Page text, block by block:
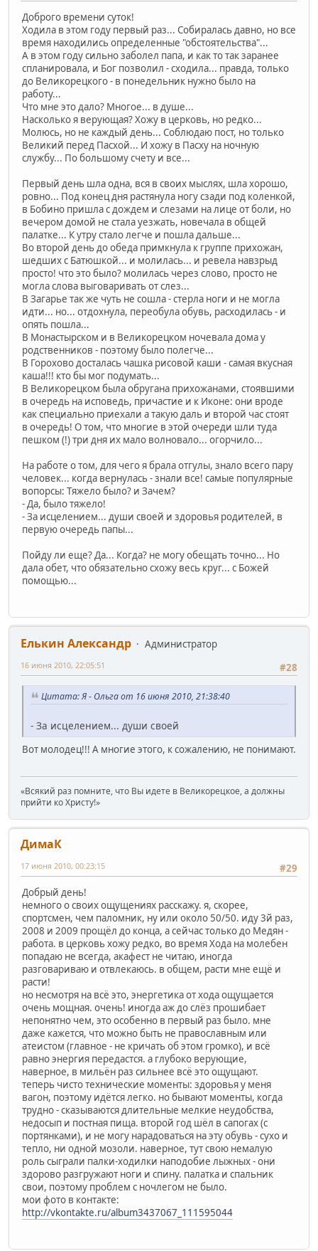
Доброго времени суток!
Ходила в этом году первый раз... Собиралась давно, но все
время находились определенные "обстоятельства"...
А в этом году сильно заболел папа, и как то так заранее
спланировала, и Бог позволил - сходила... правда, только
до Великорецкого - в понедельник нужно было на
работу...
Что мне это дало? Многое... в душе...
Насколько я верующая? Хожу в церковь, но редко...
Молюсь, но не каждый день... Соблюдаю пост, но только
Великий перед Пасхой... И хожу в Пасху на ночную
службу... По большому счету и все...
Первый день шла одна, вся в своих мыслях, шла хорошо,
ровно... Под конец дня растянула ногу сзади под коленкой,
в Бобино пришла с дождем и слезами на лице от боли, но
вечером домой не стала уезжать, новечала в общей
палатке... К утру стало легче и пошла дальше...
Во второй день до обеда примкнула к группе прихожан,
шедших с Батюшкой... и молилась... и ревела навзрыд
просто! что это было? молилась через слово, просто не
могла слова выговаривать от слез...
В Загарье так же чуть не сошла - стерла ноги и не могла
идти... но... отдохнула, переобула обувь, расходилась - и
опять пошла...
В Монастырском и в Великорецком ночевала дома у
родственников - поэтому было полегче...
В Горохово досталась чашка рисовой каши - самая вкусная
каша!!! кто бы мог подумать...
В Великорецком была обругана прихожанами, стоявшими
в очередь на исповедь, причастие и к Иконе: они вроде
как специально приехали а такую даль и второй час стоят
в очередь! О том, что многие в этой очереди шли туда
пешком (!) три дня их мало волновало... огорчило...
На работе о том, для чего я брала отгулы, знало всего пару
человек... когда вернулась - знали все! самые популярные
вопорсы: Тяжело было? и Зачем?
- Да, было тяжело!
- За исцелением... души своей и здоровья родителей, в
первую очередь папы...
Пойду ли еще? Да... Когда? не могу обещать точно... Но
дала обет, что обязательно схожу весь круг... с Божей
помощью...
Елькин Александр
Администратор
#28
16 июня 2010, 22:05:51
Цитата: Я - Ольга от 16 июня 2010, 21:38:40
- За исцелением... души своей
Вот молодец!!! А многие этого, к сожалению, не понимают.
«Всякий раз помните, что Вы идете в Великорецкое, а должны
прийти ко Христу!»
ДимаК
#29
17 июня 2010, 00:23:15
Добрый день!
немного о своих ощущениях расскажу. я, скорее,
спортсмен, чем паломник, ну или около 50/50. иду 3й раз,
2008 и 2009 прощёл до конца, а сейчас только до Медян -
работа. в церковь хожу редко, во время Хода на молебен
попадаю не всегда, акафест не читаю, иногда
разговариваю и отвлекаюсь. в общем, расти мне ещё и
расти!
но несмотря на всё это, энергетика от хода ощущается
очень мощная. очень! иногда аж до слёз прошибает
непонятно чем, это особенно в первый раз было. мне
даже кажется, что можно быть не православным или
атеистом (главное - не кричать об этом громко), и всё
равно энергия передастся. а глубоко верующие,
наверное, в мильён раз сильнее всё это ощущают.
теперь чисто технические моменты: здоровья у меня
вагон, поэтому идётся легко. но бывают моменты, когда
трудно - сказываются длительные мелкие неудобства,
недосып и постная пища. второй год шёл в сапогах (с
портянками), и не могу нарадоваться на эту обувь - сухо и
тепло, ни одной мозоли. наверное, тут свою немалую
роль сыграли палки-ходилки наподобие лыжных - они
здорово разгружают ноги и спину. палатка и спальник
свои, поэтому проблем с ночлегом не было.
мои фото в контакте:
http://vkontakte.ru/album3437067_111595044